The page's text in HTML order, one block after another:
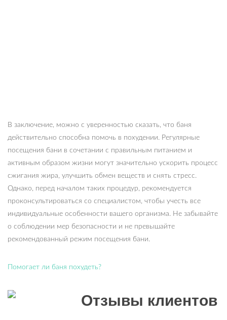
В заключение, можно с уверенностью сказать, что баня
действительно способна помочь в похудении. Регулярные
посещения бани в сочетании с правильным питанием и
активным образом жизни могут значительно ускорить процесс
сжигания жира, улучшить обмен веществ и снять стресс.
Однако, перед началом таких процедур, рекомендуется
проконсультироваться со специалистом, чтобы учесть все
индивидуальные особенности вашего организма. Не забывайте
о соблюдении мер безопасности и не превышайте
рекомендованный режим посещения бани.
Помогает ли баня похудеть?
Отзывы клиентов